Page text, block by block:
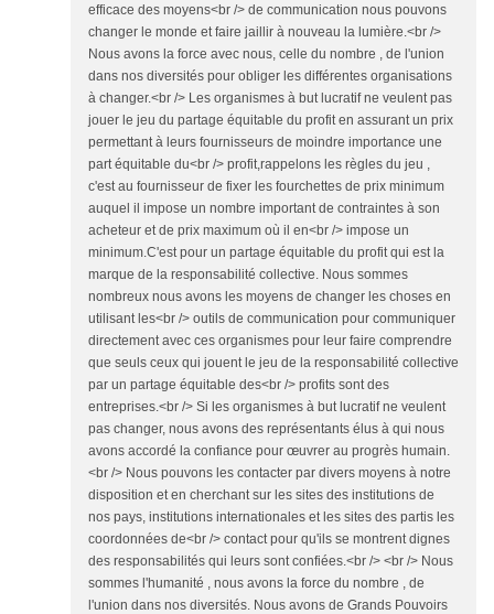
efficace des moyens<br /> de communication nous pouvons
changer le monde et faire jaillir à nouveau la lumière.<br />
Nous avons la force avec nous, celle du nombre , de l'union
dans nos diversités pour obliger les différentes organisations
à changer.<br /> Les organismes à but lucratif ne veulent pas
jouer le jeu du partage équitable du profit en assurant un prix
permettant à leurs fournisseurs de moindre importance une
part équitable du<br /> profit,rappelons les règles du jeu ,
c'est au fournisseur de fixer les fourchettes de prix minimum
auquel il impose un nombre important de contraintes à son
acheteur et de prix maximum où il en<br /> impose un
minimum.C'est pour un partage équitable du profit qui est la
marque de la responsabilité collective. Nous sommes
nombreux nous avons les moyens de changer les choses en
utilisant les<br /> outils de communication pour communiquer
directement avec ces organismes pour leur faire comprendre
que seuls ceux qui jouent le jeu de la responsabilité collective
par un partage équitable des<br /> profits sont des
entreprises.<br /> Si les organismes à but lucratif ne veulent
pas changer, nous avons des représentants élus à qui nous
avons accordé la confiance pour œuvrer au progrès humain.
<br /> Nous pouvons les contacter par divers moyens à notre
disposition et en cherchant sur les sites des institutions de
nos pays, institutions internationales et les sites des partis les
coordonnées de<br /> contact pour qu'ils se montrent dignes
des responsabilités qui leurs sont confiées.<br /> <br /> Nous
sommes l'humanité , nous avons la force du nombre , de
l'union dans nos diversités. Nous avons de Grands Pouvoirs